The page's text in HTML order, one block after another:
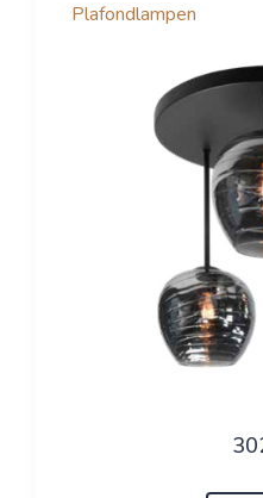
Plafondlampen